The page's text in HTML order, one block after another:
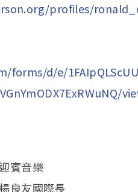
profiles/
d/e/
賓音樂
良友國際長